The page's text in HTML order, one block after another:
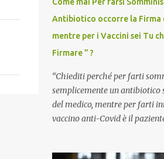
Antibiotico occorre la Firma
mentre per i Vaccini sei Tu
Firmare ” ?
“Chiediti perché per farti
semplicemente un antibiotico
del medico, mentre per farti
vaccino anti-Covid è il